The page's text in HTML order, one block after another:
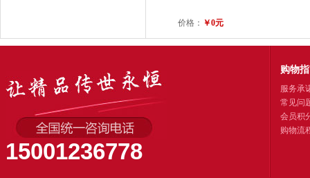
价格： ￥0元
15001236778
购物
服务承
常见问
会员积
购物流